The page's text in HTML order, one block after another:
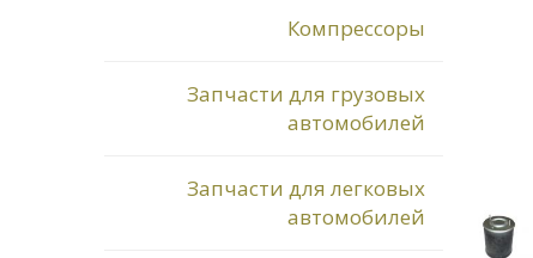
Компрессоры
Запчасти для грузовых
автомобилей
Запчасти для легковых
автомобилей